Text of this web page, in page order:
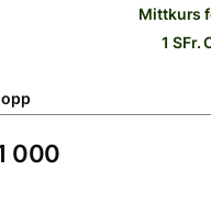
Mittkurs
1 SFr.